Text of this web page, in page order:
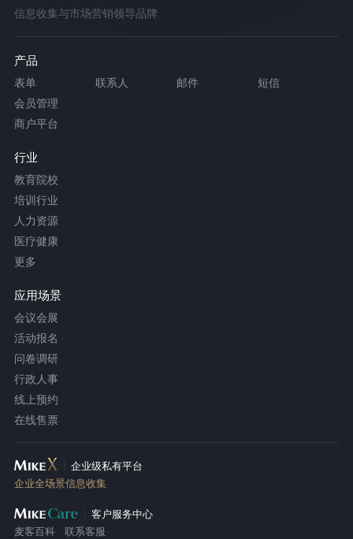
信息收集与市场营销领导品牌
产品
表单 联系人 邮件
短信
会员管理
商户平台
行业
教育院校
培训行业
人力资源
医疗健康
更多
应用场景
会议会展
活动报名
问卷调研
行政人事
线上预约
在线售票
企业级私有平台
企业全场景信息收集
客户服务中心
麦客百科
联系客服